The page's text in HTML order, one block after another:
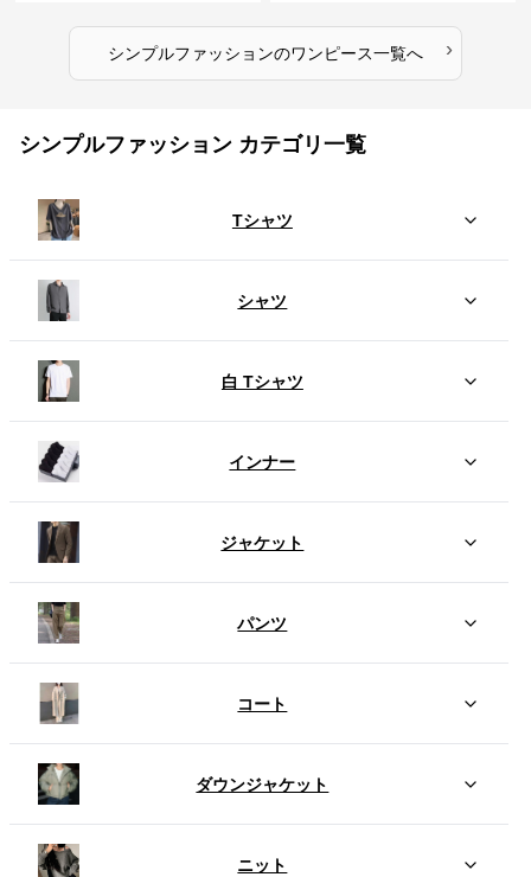
シンプルファッションのワンピース一覧へ ›
シンプルファッション カテゴリ一覧
Tシャツ
シャツ
白 Tシャツ
インナー
ジャケット
パンツ
コート
ダウンジャケット
ニット